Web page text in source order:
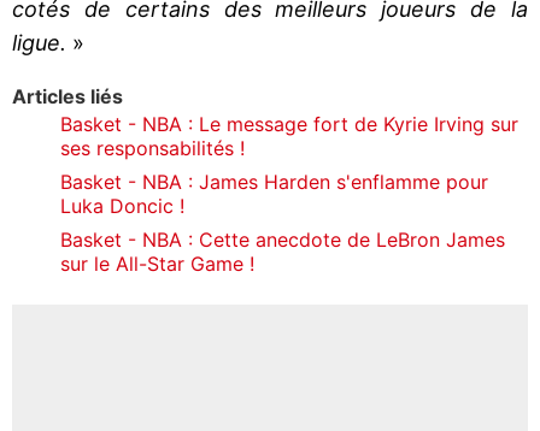
cotés de certains des meilleurs joueurs de la
ligue. »
Articles liés
Basket - NBA : Le message fort de Kyrie Irving sur
ses responsabilités !
Basket - NBA : James Harden s'enflamme pour
Luka Doncic !
Basket - NBA : Cette anecdote de LeBron James
sur le All-Star Game !